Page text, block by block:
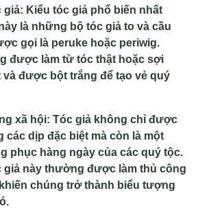
Kiểu tóc giả phổ biến nhất
là những bộ tóc giả to và cầu
gọi là peruke hoặc periwig.
được làm từ tóc thật hoặc sợi
và được bột trắng để tạo vẻ quý
xã hội: Tóc giả không chỉ được
các dịp đặc biệt mà còn là một
phục hàng ngày của các quý tộc.
giả này thường được làm thủ công
chúng trở thành biểu tượng